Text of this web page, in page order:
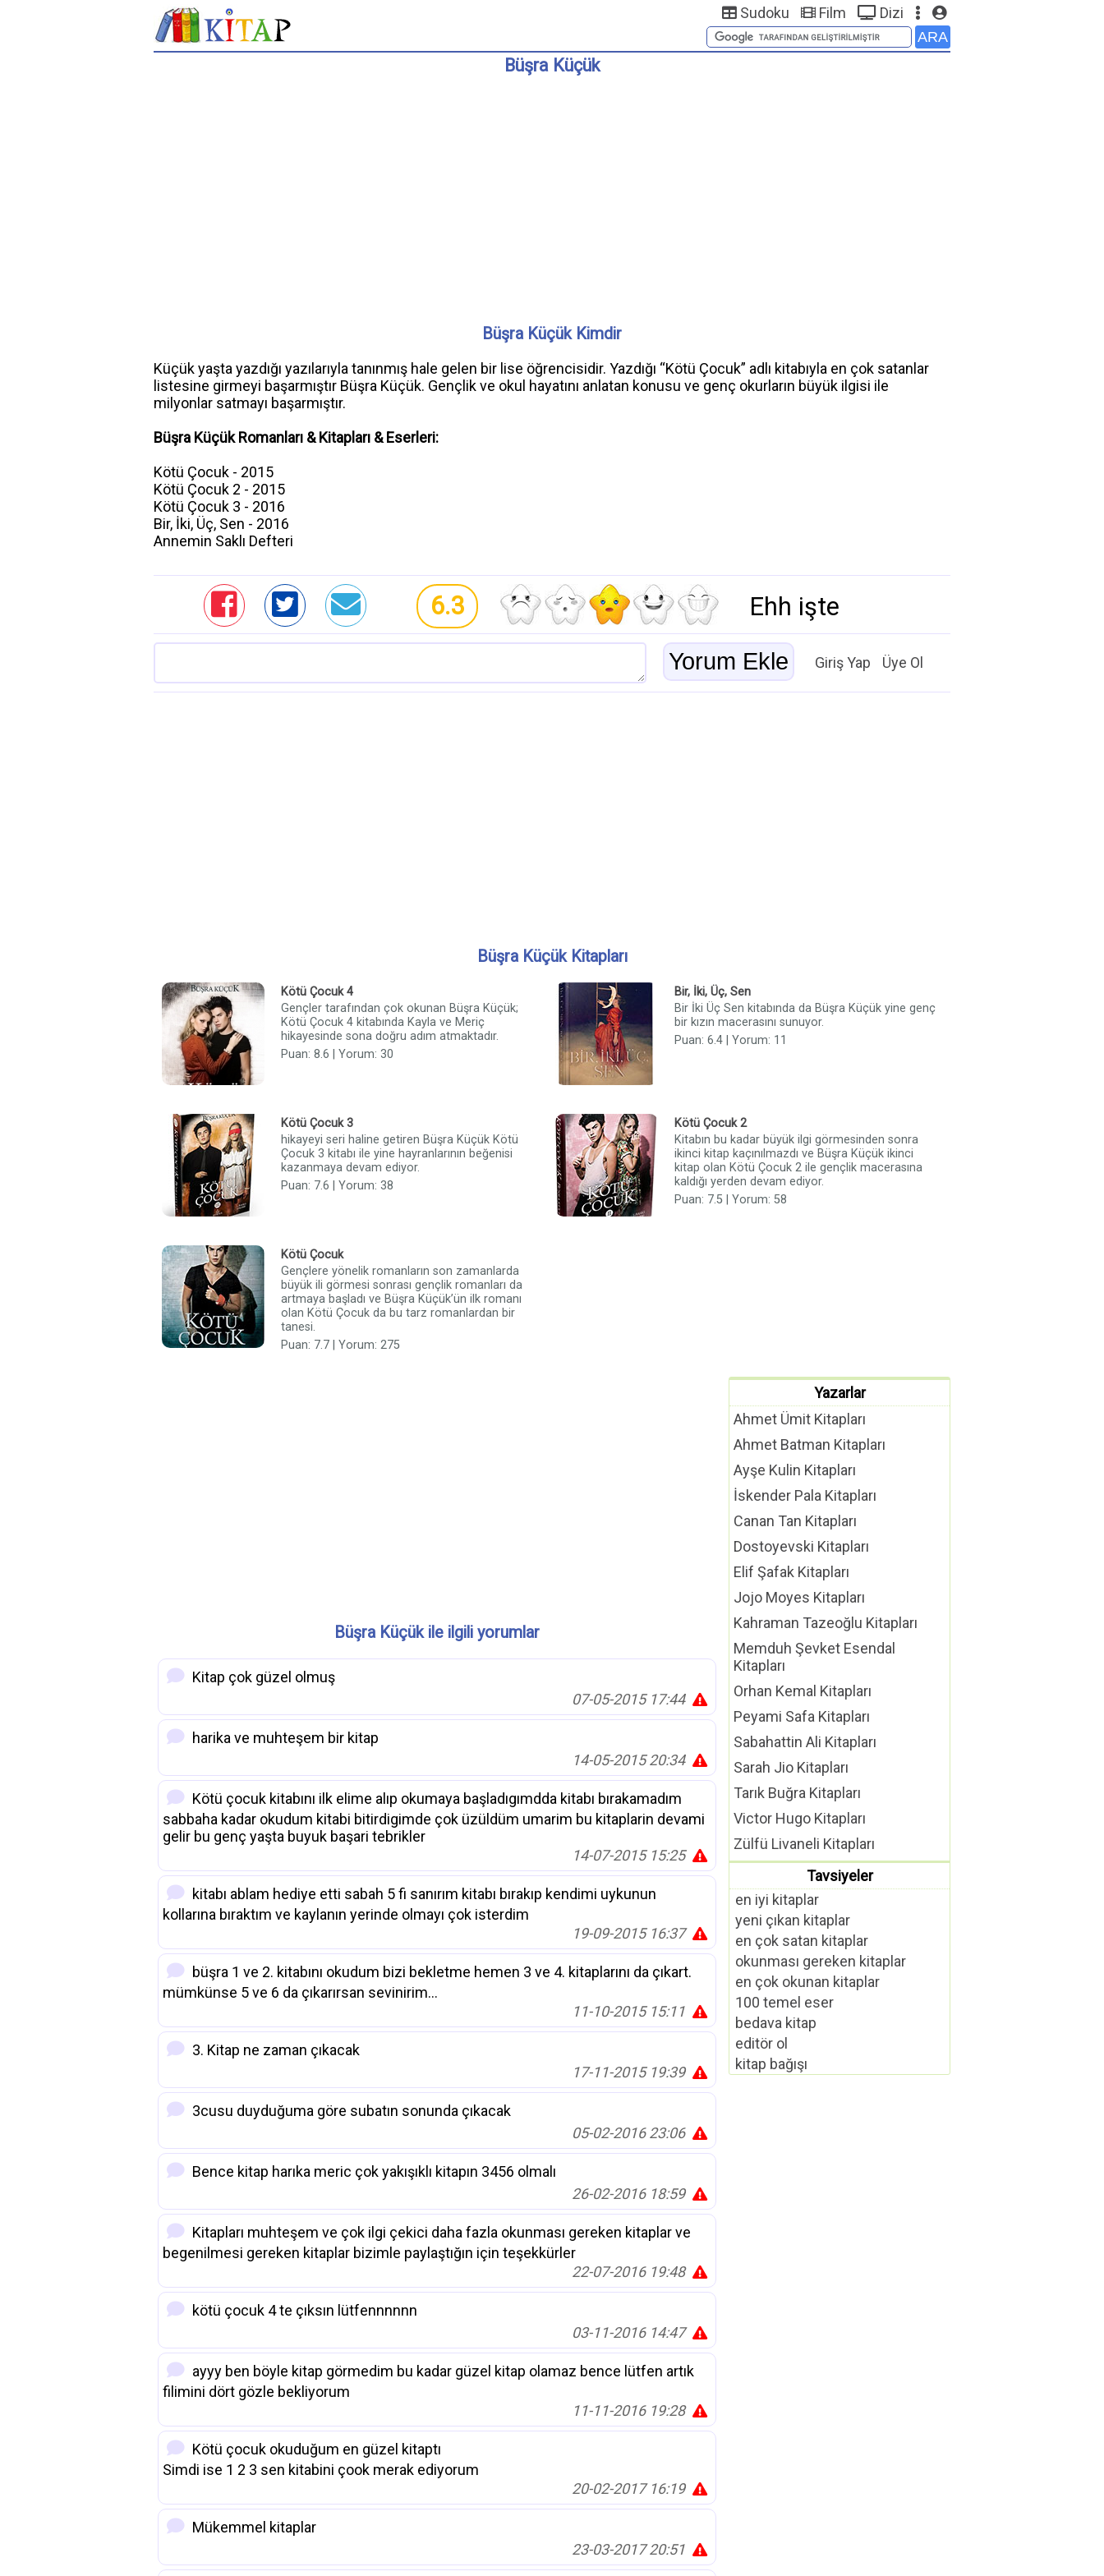
Sudoku Film Dizi
Büşra Küçük
Büşra Küçük Kimdir
Küçük yaşta yazdığı yazılarıyla tanınmış hale gelen bir lise öğrencisidir. Yazdığı “Kötü Çocuk” adlı kitabıyla en çok satanlar
listesine girmeyi başarmıştır Büşra Küçük. Gençlik ve okul hayatını anlatan konusu ve genç okurların büyük ilgisi ile
milyonlar satmayı başarmıştır.
Büşra Küçük Romanları & Kitapları & Eserleri:
Kötü Çocuk - 2015
Kötü Çocuk 2 - 2015
Kötü Çocuk 3 - 2016
Bir, İki, Üç, Sen - 2016
Annemin Saklı Defteri
6.3 Ehh işte
Giriş Yap Üye Ol
Büşra Küçük Kitapları
Kötü Çocuk 4
Gençler tarafından çok okunan Büşra Küçük;
Kötü Çocuk 4 kitabında Kayla ve Meriç
hikayesinde sona doğru adım atmaktadır.
Puan: 8.6 | Yorum: 30
Bir, İki, Üç, Sen
Bir İki Üç Sen kitabında da Büşra Küçük yine genç
bir kızın macerasını sunuyor.
Puan: 6.4 | Yorum: 11
Kötü Çocuk 3
hikayeyi seri haline getiren Büşra Küçük Kötü
Çocuk 3 kitabı ile yine hayranlarının beğenisi
kazanmaya devam ediyor.
Puan: 7.6 | Yorum: 38
Kötü Çocuk 2
Kitabın bu kadar büyük ilgi görmesinden sonra
ikinci kitap kaçınılmazdı ve Büşra Küçük ikinci
kitap olan Kötü Çocuk 2 ile gençlik macerasına
kaldığı yerden devam ediyor.
Puan: 7.5 | Yorum: 58
Kötü Çocuk
Gençlere yönelik romanların son zamanlarda
büyük ili görmesi sonrası gençlik romanları da
artmaya başladı ve Büşra Küçük’ün ilk romanı
olan Kötü Çocuk da bu tarz romanlardan bir
tanesi.
Puan: 7.7 | Yorum: 275
Büşra Küçük ile ilgili yorumlar
Kitap çok güzel olmuş
07-05-2015 17:44
harika ve muhteşem bir kitap
14-05-2015 20:34
Kötü çocuk kitabını ilk elime alıp okumaya başladıgımdda kitabı bırakamadım
sabbaha kadar okudum kitabi bitirdigimde çok üzüldüm umarim bu kitaplarin devami
gelir bu genç yaşta buyuk başari tebrikler
14-07-2015 15:25
kitabı ablam hediye etti sabah 5 fi sanırım kitabı bırakıp kendimi uykunun
kollarına bıraktım ve kaylanın yerinde olmayı çok isterdim
19-09-2015 16:37
büşra 1 ve 2. kitabını okudum bizi bekletme hemen 3 ve 4. kitaplarını da çıkart.
mümkünse 5 ve 6 da çıkarırsan sevinirim...
11-10-2015 15:11
3. Kitap ne zaman çıkacak
17-11-2015 19:39
3cusu duyduğuma göre subatın sonunda çıkacak
05-02-2016 23:06
Bence kitap harıka meric çok yakışıklı kitapın 3456 olmalı
26-02-2016 18:59
Kitapları muhteşem ve çok ilgi çekici daha fazla okunması gereken kitaplar ve
begenilmesi gereken kitaplar bizimle paylaştığın için teşekkürler
22-07-2016 19:48
kötü çocuk 4 te çıksın lütfennnnnn
03-11-2016 14:47
ayyy ben böyle kitap görmedim bu kadar güzel kitap olamaz bence lütfen artık
filimini dört gözle bekliyorum
11-11-2016 19:28
Kötü çocuk okuduğum en güzel kitaptı
Simdi ise 1 2 3 sen kitabini çook merak ediyorum
20-02-2017 16:19
Mükemmel kitaplar
23-03-2017 20:51
Yazarlar
Ahmet Ümit Kitapları
Ahmet Batman Kitapları
Ayşe Kulin Kitapları
İskender Pala Kitapları
Canan Tan Kitapları
Dostoyevski Kitapları
Elif Şafak Kitapları
Jojo Moyes Kitapları
Kahraman Tazeoğlu Kitapları
Memduh Şevket Esendal
Kitapları
Orhan Kemal Kitapları
Peyami Safa Kitapları
Sabahattin Ali Kitapları
Sarah Jio Kitapları
Tarık Buğra Kitapları
Victor Hugo Kitapları
Zülfü Livaneli Kitapları
Tavsiyeler
en iyi kitaplar
yeni çıkan kitaplar
en çok satan kitaplar
okunması gereken kitaplar
en çok okunan kitaplar
100 temel eser
bedava kitap
editör ol
kitap bağışı